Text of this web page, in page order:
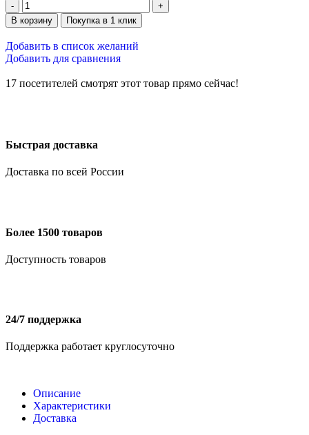
В корзину Покупка в 1 клик
Добавить в список желаний
Добавить для сравнения
17 посетителей смотрят этот товар прямо сейчас!
Быстрая доставка
Доставка по всей России
Более 1500 товаров
Доступность товаров
24/7 поддержка
Поддержка работает круглосуточно
Описание
Характеристики
Доставка